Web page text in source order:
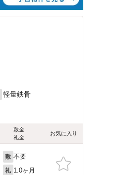
軽量鉄骨
敷金
礼金
お気に入り
敷 不要
礼 1.0ヶ月